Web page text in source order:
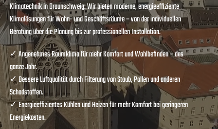
Klimatechnik in Braunschweig: Wir bieten moderne, energieeffiziente
Klimalösungen für Wohn- und Geschäftsräume – von der individuellen
Beratung über die Planung bis zur professionellen Installation.
✓ Angenehmes Raumklima für mehr Komfort und Wohlbefinden – das
ganze Jahr.
✓ Bessere Luftqualität durch Filterung von Staub, Pollen und anderen
Schadstoffen.
✓ Energieeffizientes Kühlen und Heizen für mehr Komfort bei geringeren
Energiekosten.